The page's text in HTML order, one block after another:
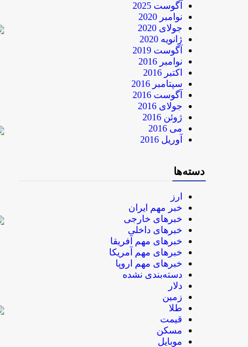
آگوست 2025
نوامبر 2020
جولای 2020
ژانویه 2020
آگوست 2019
نوامبر 2016
اکتبر 2016
سپتامبر 2016
آگوست 2016
جولای 2016
ژوئن 2016
می 2016
آوریل 2016
دسته‌ها
ارز
خبر مهم ایران
خبرهای خارجی
خبرهای داخلی
خبرهای مهم آفریقا
خبرهای مهم آمریکا
خبرهای مهم اروپا
دسته‌بندی نشده
دلار
زمین
طلا
قیمت
مسکن
موبایل